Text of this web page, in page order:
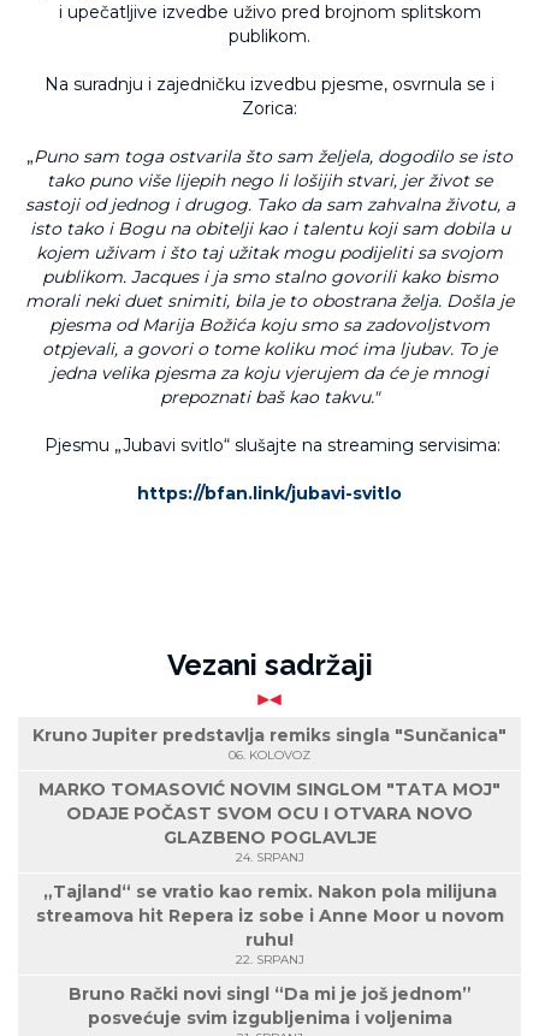
i upečatljive izvedbe uživo pred brojnom splitskom
publikom.
Na suradnju i zajedničku izvedbu pjesme, osvrnula se i
Zorica:
„Puno sam toga ostvarila što sam željela, dogodilo se isto
tako puno više lijepih nego li lošijih stvari, jer život se
sastoji od jednog i drugog. Tako da sam zahvalna životu, a
isto tako i Bogu na obitelji kao i talentu koji sam dobila u
kojem uživam i što taj užitak mogu podijeliti sa svojom
publikom. Jacques i ja smo stalno govorili kako bismo
morali neki duet snimiti, bila je to obostrana želja. Došla je
pjesma od Marija Božića koju smo sa zadovoljstvom
otpjevali, a govori o tome koliku moć ima ljubav. To je
jedna velika pjesma za koju vjerujem da će je mnogi
prepoznati baš kao takvu."
Pjesmu „Jubavi svitlo“ slušajte na streaming servisima:
https://bfan.link/jubavi-svitlo
Vezani sadržaji
Kruno Jupiter predstavlja remiks singla "Sunčanica"
06. KOLOVOZ
MARKO TOMASOVIĆ NOVIM SINGLOM "TATA MOJ"
ODAJE POČAST SVOM OCU I OTVARA NOVO
GLAZBENO POGLAVLJE
24. SRPANJ
„Tajland“ se vratio kao remix. Nakon pola milijuna
streamova hit Repera iz sobe i Anne Moor u novom
ruhu!
22. SRPANJ
Bruno Rački novi singl “Da mi je još jednom”
posvećuje svim izgubljenima i voljenima